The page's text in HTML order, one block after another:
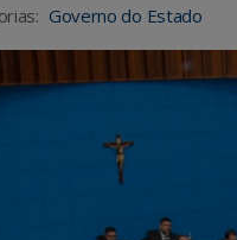
Governo do Estado